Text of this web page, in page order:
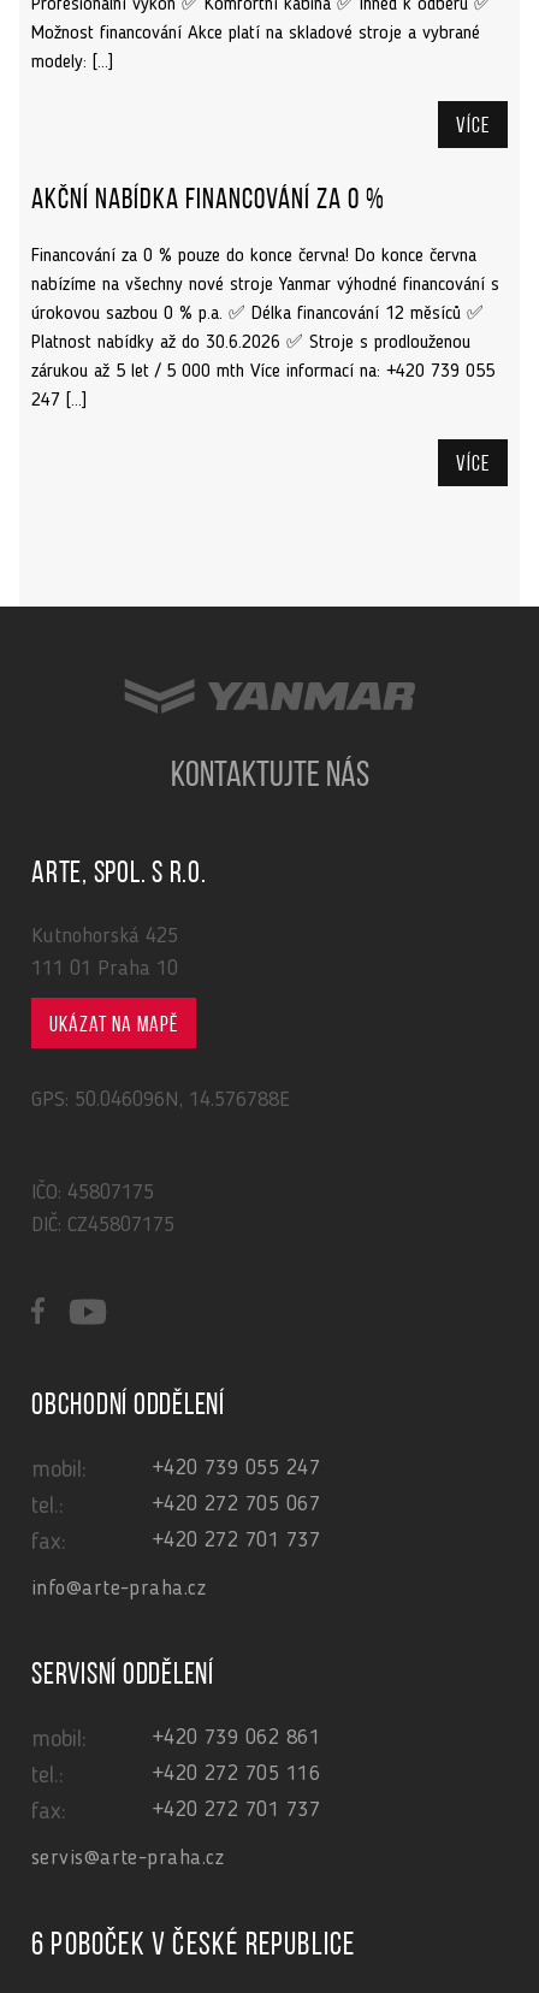
Profesionální výkon ✅ Komfortní kabina ✅ Ihned k odběru ✅
Možnost financování Akce platí na skladové stroje a vybrané
modely: […]
Více
Akční nabídka financování za 0 %
Financování za 0 % pouze do konce června! Do konce června
nabízíme na všechny nové stroje Yanmar výhodné financování s
úrokovou sazbou 0 % p.a. ✅ Délka financování 12 měsíců ✅
Platnost nabídky až do 30.6.2026 ✅ Stroje s prodlouženou
zárukou až 5 let / 5 000 mth Více informací na: +420 739 055
247 […]
Více
KONTAKTUJTE NÁS
ARTE, spol. s r.o.
Kutnohorská 425
111 01 Praha 10
Ukázat na mapě
GPS: 50.046096N, 14.576788E
IČO: 45807175
DIČ: CZ45807175
Obchodní oddělení
mobil: +420 739 055 247
tel.: +420 272 705 067
fax: +420 272 701 737
info@arte-praha.cz
Servisní oddělení
mobil: +420 739 062 861
tel.: +420 272 705 116
fax: +420 272 701 737
servis@arte-praha.cz
6 poboček v České republice